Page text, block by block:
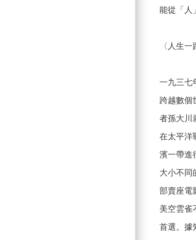
能從「人
〈人生一
一九三七
跨越數個
者孫大川
在太平洋
濱一帶進
大小不同
部賣座電
美空雲雀
首選。據